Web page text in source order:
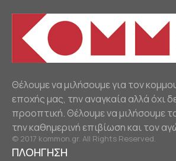
Θέλουμε να μιλήσουμε για τον
εποχής μας, την αναγκαία αλλά όχι
προοπτική. Θέλουμε να μιλήσουμε
την καθημερινή επιβίωση και τον
© 2017 kommon.gr. All Rights Reserved.
ΠΛΟΗΓΗΣΗ